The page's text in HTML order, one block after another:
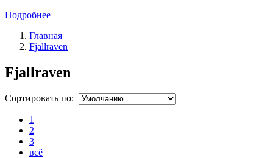
Подробнее
Главная
Fjallraven
Fjallraven
Сортировать по:
1
2
3
всё